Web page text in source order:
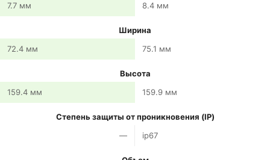
7.7 мм
8.4 мм
Ширина
72.4 мм
75.1 мм
Высота
159.4 мм
159.9 мм
Степень защиты от проникновения (IP)
—
ip67